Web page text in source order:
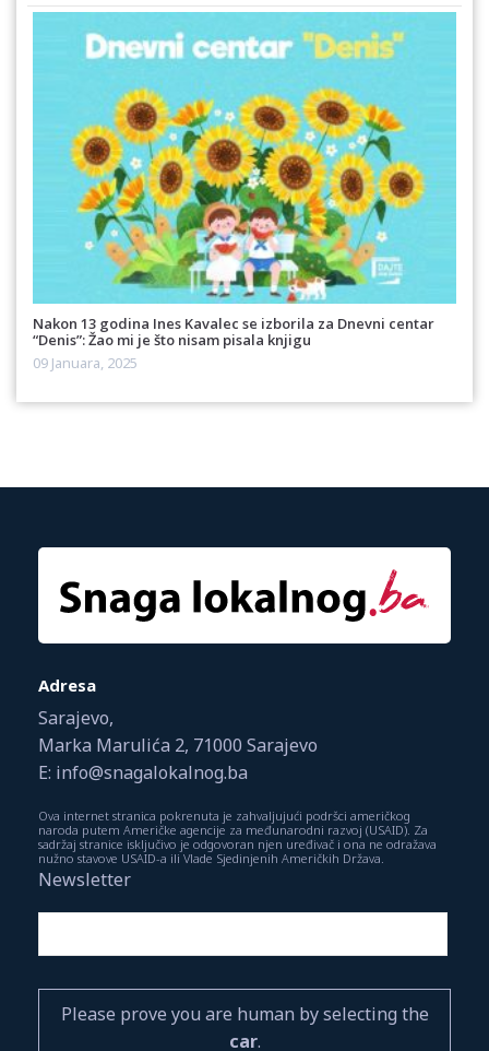
Nakon 13 godina Ines Kavalec se izborila za Dnevni centar
“Denis”: Žao mi je što nisam pisala knjigu
09 Januara, 2025
Adresa
Sarajevo,
Marka Marulića 2, 71000 Sarajevo
E: info@snagalokalnog.ba
Ova internet stranica pokrenuta je zahvaljujući podršci američkog
naroda putem Američke agencije za međunarodni razvoj (USAID). Za
sadržaj stranice isključivo je odgovoran njen uređivač i ona ne odražava
nužno stavove USAID-a ili Vlade Sjedinjenih Američkih Država.
Newsletter
Please prove you are human by selecting the
car.